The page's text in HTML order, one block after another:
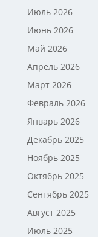
Июль 2026
Июнь 2026
Май 2026
Апрель 2026
Март 2026
Февраль 2026
Январь 2026
Декабрь 2025
Ноябрь 2025
Октябрь 2025
Сентябрь 2025
Август 2025
Июль 2025